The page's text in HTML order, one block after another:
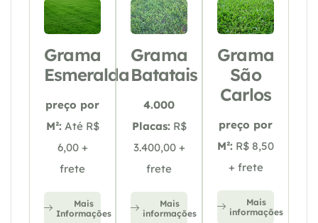
Grama
Esmeralda
preço por
M²: Até R$
6,00 +
frete
Mais
Informações
Grama
Batatais
4.000
Placas: R$
3.400,00 +
frete
Mais
informações
Grama
São
Carlos
preço por
M²: R$ 8,50
+ frete
Mais
informações